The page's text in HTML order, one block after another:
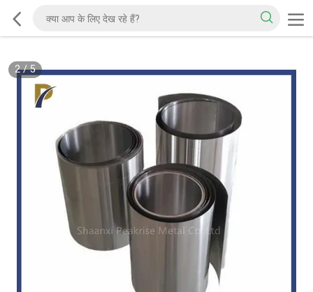
2/5